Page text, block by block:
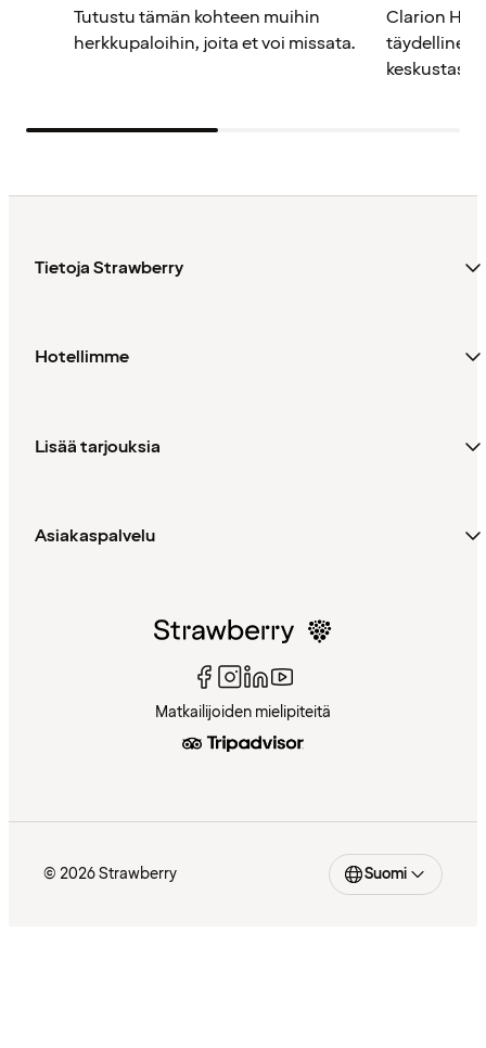
Tutustu tämän kohteen muihin
herkkupaloihin, joita et voi missata.
Clarion
täydellinen
Tietoja Strawberry
Hotellimme
Lisää tarjouksia
Asiakaspalvelu
Matkailijoiden mielipiteitä
© 2026 Strawberry Suomi